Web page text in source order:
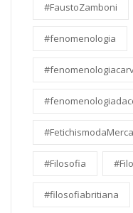
#FaustoZamboni
#fenomenologia
#Filosofia
#filosofiabritiana